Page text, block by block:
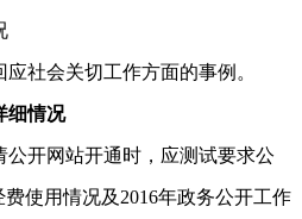
社会关切工作方面的事例。
细情况
开网站开通时，应测试要求公
费使用情况及2016年政务公开工作